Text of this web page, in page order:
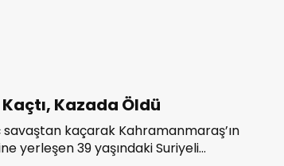
Kazada Öldü
savaştan kaçarak Kahramanmaraş’ın
yerleşen 39 yaşındaki Suriyeli